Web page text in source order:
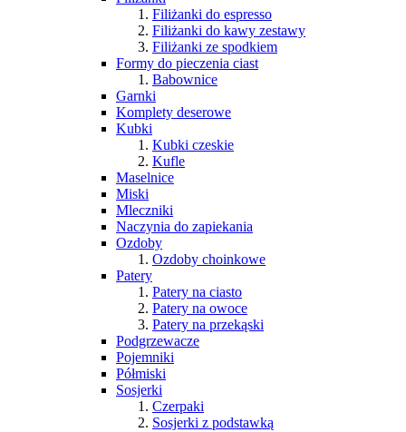
Filiżanki do espresso
Filiżanki do kawy zestawy
Filiżanki ze spodkiem
Formy do pieczenia ciast
Babownice
Garnki
Komplety deserowe
Kubki
Kubki czeskie
Kufle
Maselnice
Miski
Mleczniki
Naczynia do zapiekania
Ozdoby
Ozdoby choinkowe
Patery
Patery na ciasto
Patery na owoce
Patery na przekąski
Podgrzewacze
Pojemniki
Półmiski
Sosjerki
Czerpaki
Sosjerki z podstawką